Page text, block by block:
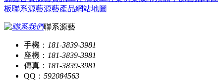
板聯系源藝源藝產品網站地圖
聯系源藝
手機： 181-3839-3981
座機： 181-3839-3981
傳真： 181-3839-3981
QQ： 592084563